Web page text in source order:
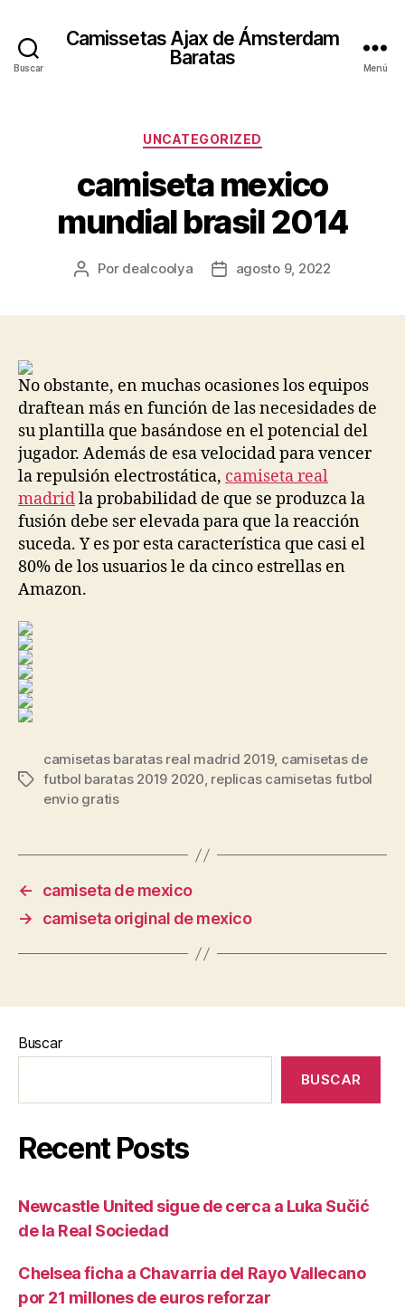
Buscar
Camissetas Ajax de Ámsterdam
Baratas
Menú
Categorías
UNCATEGORIZED
camiseta mexico
mundial brasil 2014
Autor
Por dealcoolya
Fechaagosto 9, 2022
No obstante, en muchas ocasiones los equipos
draftean más en función de las necesidades de
su plantilla que basándose en el potencial del
jugador. Además de esa velocidad para vencer
la repulsión electrostática, camiseta real
madridla probabilidad de que se produzca la
fusión debe ser elevada para que la reacción
suceda. Y es por esta característica que casi el
80% de los usuarios le da cinco estrellas en
Amazon.
Etiquetas
camisetas baratas real madrid 2019, camisetas de
futbol baratas 2019 2020, replicas camisetas futbol
envio gratis
←
camiseta de mexico
→
camiseta original de mexico
Buscar
BUSCAR
Recent Posts
Newcastle United sigue de cerca a Luka Sučić
de la Real Sociedad
Chelsea ficha a Chavarria del Rayo Vallecano
por 21 millones de euros reforzar